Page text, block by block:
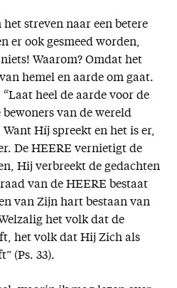
streven naar een betere
er ook gesmeed worden,
Waarom? Omdat het
hemel en aarde om gaat.
heel de aarde voor de
van de wereld
Híj spreekt en het is er,
De HEERE vernietigt de
Hij verbreekt de gedachten
van de HEERE bestaat
van Zijn hart bestaan van
het volk dat de
het volk dat Hij Zich als
(Ps. 33).